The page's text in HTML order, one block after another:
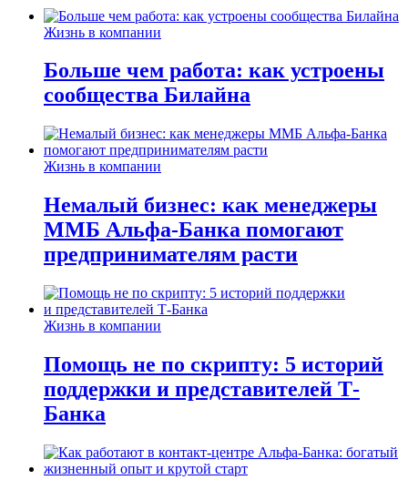
Жизнь в компании
Больше чем работа: как устроены
сообщества Билайна
Жизнь в компании
Немалый бизнес: как менеджеры
ММБ Альфа-Банка помогают
предпринимателям расти
Жизнь в компании
Помощь не по скрипту: 5 историй
поддержки и представителей Т-
Банка